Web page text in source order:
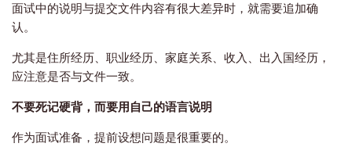
面试中的说明与提交文件内容有很大差异时，就需要追加确
认。
尤其是住所经历、职业经历、家庭关系、收入、出入国经历，
应注意是否与文件一致。
不要死记硬背，而要用自己的语言说明
作为面试准备，提前设想问题是很重要的。